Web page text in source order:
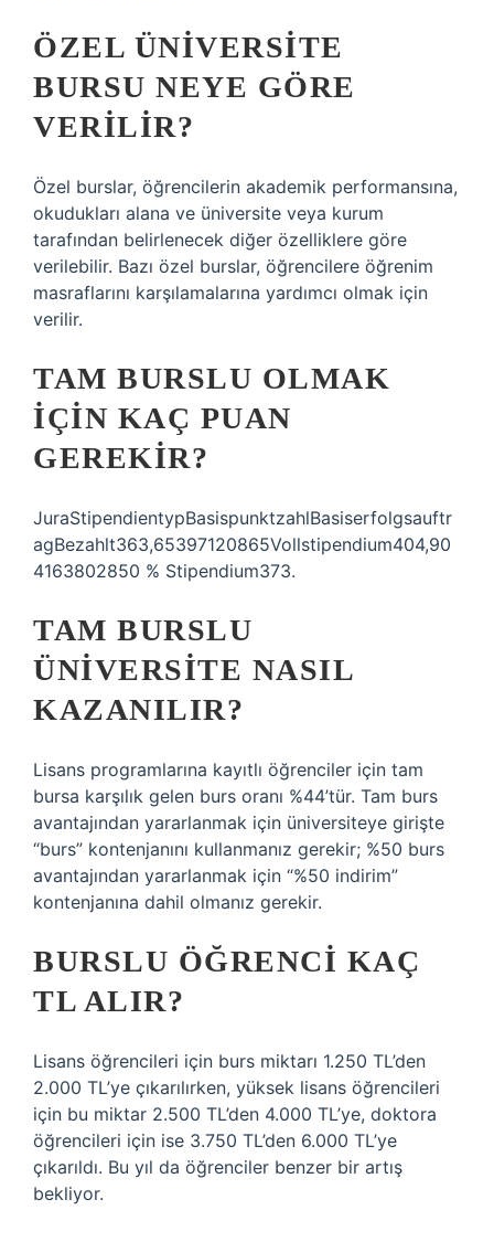
ÖZEL ÜNIVERSITE
BURSU NEYE GÖRE
VERILIR?
Özel burslar, öğrencilerin akademik performansına,
okudukları alana ve üniversite veya kurum
tarafından belirlenecek diğer özelliklere göre
verilebilir. Bazı özel burslar, öğrencilere öğrenim
masraflarını karşılamalarına yardımcı olmak için
verilir.
TAM BURSLU OLMAK
IÇIN KAÇ PUAN
GEREKIR?
JuraStipendientypBasispunktzahlBasiserfolgsauftr
agBezahlt363,65397120865Vollstipendium404,90
4163802850 % Stipendium373.
TAM BURSLU
ÜNIVERSITE NASIL
KAZANILIR?
Lisans programlarına kayıtlı öğrenciler için tam
bursa karşılık gelen burs oranı %44’tür. Tam burs
avantajından yararlanmak için üniversiteye girişte
“burs” kontenjanını kullanmanız gerekir; %50 burs
avantajından yararlanmak için “%50 indirim”
kontenjanına dahil olmanız gerekir.
BURSLU ÖĞRENCI KAÇ
TL ALIR?
Lisans öğrencileri için burs miktarı 1.250 TL’den
2.000 TL’ye çıkarılırken, yüksek lisans öğrencileri
için bu miktar 2.500 TL’den 4.000 TL’ye, doktora
öğrencileri için ise 3.750 TL’den 6.000 TL’ye
çıkarıldı. Bu yıl da öğrenciler benzer bir artış
bekliyor.